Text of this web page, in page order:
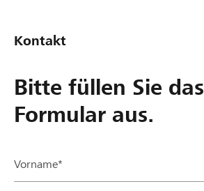
Kontakt
Bitte füllen Sie das
Formular aus.
Vorname*